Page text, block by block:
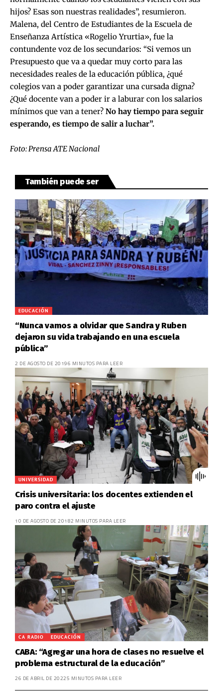
hijos? Esas son nuestras realidades”, resumieron.
Malena, del Centro de Estudiantes de la Escuela de
Enseñanza Artística «Rogelio Yrurtia», fue la
contundente voz de los secundarios: “Si vemos un
Presupuesto que va a quedar muy corto para las
necesidades reales de la educación pública, ¿qué
colegios van a poder garantizar una cursada digna?
¿Qué docente van a poder ir a laburar con los salarios
mínimos que van a tener? No hay tiempo para seguir
esperando, es tiempo de salir a luchar”.
Foto: Prensa ATE Nacional
También puede ser
EDUCACIÓN
“Nunca vamos a olvidar que Sandra y Ruben
dejaron su vida trabajando en una escuela
pública”
2 DE AGOSTO DE 20196 MINUTOS PARA LEER
UNIVERSIDAD
Crisis universitaria: los docentes extienden el
paro contra el ajuste
10 DE AGOSTO DE 20182 MINUTOS PARA LEER
CA RADIO EDUCACIÓN
CABA: “Agregar una hora de clases no resuelve el
problema estructural de la educación”
26 DE ABRIL DE 20225 MINUTOS PARA LEER